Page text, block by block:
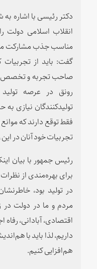
دکتر رئیسی با اشاره
انقلاب اسلامی دولت
مناسب جذب مشارکت
گفت: باید از
صاحب تجربه و تخصص
رونق در عرصه
تولیدکنندگان نیازی
فقط توقع دارند که موانع
تجربیات خود آنان در
رئیس جمهور با بیان
برای بهره‌مندی از
در تولید بود،
مردم و ما در دولت
اقتصادی، آبادانی،
داریم، لذا باید با
هم‌افزایی کنیم.